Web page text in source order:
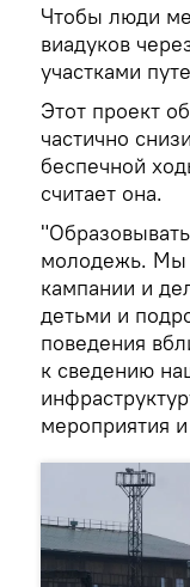
Чтобы люди
виадуков
участками
Этот проект
частично
беспечной
считает она.
молодежь. Мы
кампании и
детьми и
поведения
к сведению
мероприятия